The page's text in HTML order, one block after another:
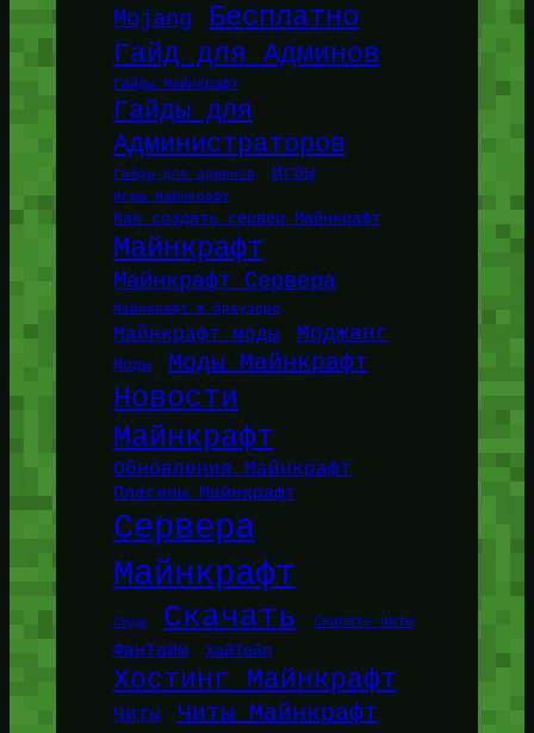
Mojang Бесплатно
Гайд для Админов
Гайды Майнкрафт
Гайды для
Администраторов
Гайды для админов Игры
Игры Майнкрафт
Как создать сервер Майнкрафт
Майнкрафт
Майнкрафт Сервера
Майнкрафт в браузере
Майнкрафт моды Моджанг
Моды Моды Майнкрафт
Новости
Майнкрафт
Обновления Майнкрафт
Плагины Майнкрафт
Сервера
Майнкрафт
Сиды Скачать Скачать читы
ФанТайм ХайТейл
Хостинг Майнкрафт
Читы Читы Майнкрафт